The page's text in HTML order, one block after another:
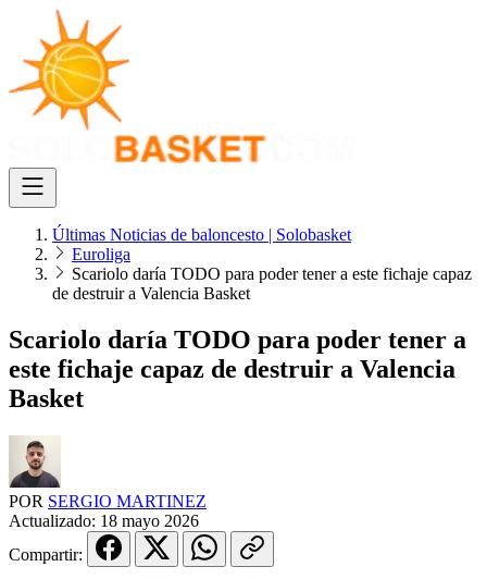
Últimas Noticias de baloncesto | Solobasket
Euroliga
Scariolo daría TODO para poder tener a este fichaje capaz
de destruir a Valencia Basket
Scariolo daría TODO para poder tener a
este fichaje capaz de destruir a Valencia
Basket
POR SERGIO MARTINEZ
Actualizado: 18 mayo 2026
Compartir: